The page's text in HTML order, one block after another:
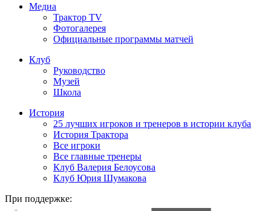
Медиа
Трактор TV
Фотогалерея
Официальные программы матчей
Клуб
Руководство
Музей
Школа
История
25 лучших игроков и тренеров в истории клуба
История Трактора
Все игроки
Все главные тренеры
Клуб Валерия Белоусова
Клуб Юрия Шумакова
При поддержке: